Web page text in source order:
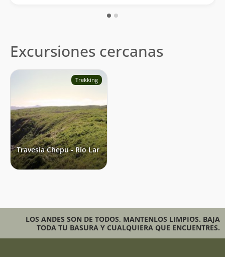
Excursiones cercanas
Trekking
Travesía Chepu - Río Lar
LOS ANDES SON DE TODOS, MANTENLOS LIMPIOS. BAJA
TODA TU BASURA Y CUALQUIERA QUE ENCUENTRES.